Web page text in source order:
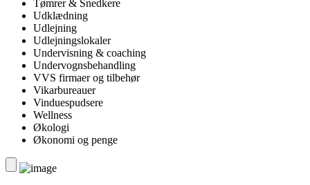
Tømrer & Snedkere
Udklædning
Udlejning
Udlejningslokaler
Undervisning & coaching
Undervognsbehandling
VVS firmaer og tilbehør
Vikarbureauer
Vinduespudsere
Wellness
Økologi
Økonomi og penge